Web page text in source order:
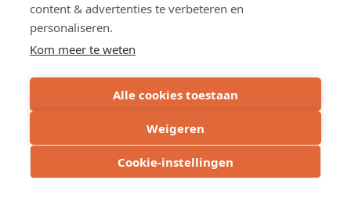
content & advertenties te verbeteren en
personaliseren.
Kom meer te weten
Alle cookies toestaan
Weigeren
Cookie-instellingen
Locatie
Prijs
Lees meer
After
INSCHRIJVEN